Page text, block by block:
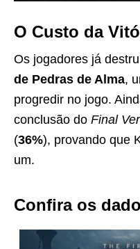
O Custo da
Os jogadores já
de Pedras de Alma,
progredir no jogo.
conclusão do Final
(36%), provando que
um.
Confira os